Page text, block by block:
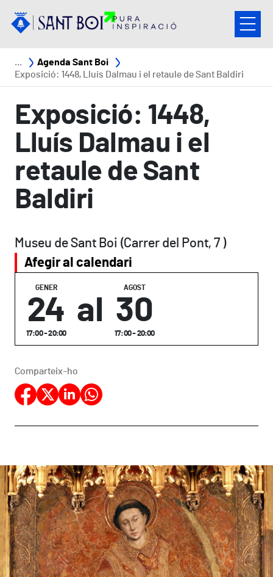
Fil d'ariadna
Agenda Sant Boi
Exposició: 1448, Lluís Dalmau i el retaule de Sant Baldiri
Exposició: 1448,
Lluís Dalmau i el
retaule de Sant
Baldiri
GENER
24
17:00 - 20:00
al
AGOST
30
17:00 - 20:00
Museu de Sant Boi (Carrer del Pont, 7 )
Afegir al calendari
Comparteix-ho